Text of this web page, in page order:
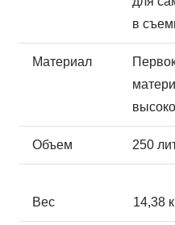
в
Материал
Объем 250
Вес 14,38